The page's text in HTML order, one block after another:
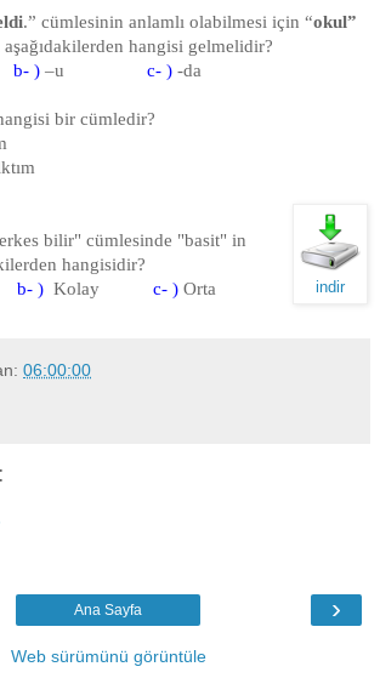
.” cümlesinin anlamlı olabilmesi için “okul”
hangisi gelmelidir?
b- ) –u c- ) -da
bir cümledir?
indir
bilir" cümlesinde "basit" in
hangisidir?
b- ) Kolay c- ) Orta
06:00:00
›
Ana Sayfa
Web sürümünü görüntüle